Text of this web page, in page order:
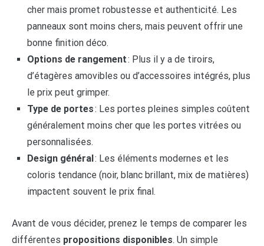
cher mais promet robustesse et authenticité. Les
panneaux sont moins chers, mais peuvent offrir une
bonne finition déco.
Options de rangement: Plus il y a de tiroirs,
d’étagères amovibles ou d’accessoires intégrés, plus
le prix peut grimper.
Type de portes: Les portes pleines simples coûtent
généralement moins cher que les portes vitrées ou
personnalisées.
Design général : Les éléments modernes et les
coloris tendance (noir, blanc brillant, mix de matières)
impactent souvent le prix final.
Avant de vous décider, prenez le temps de comparer les
différentes propositions disponibles. Un simple